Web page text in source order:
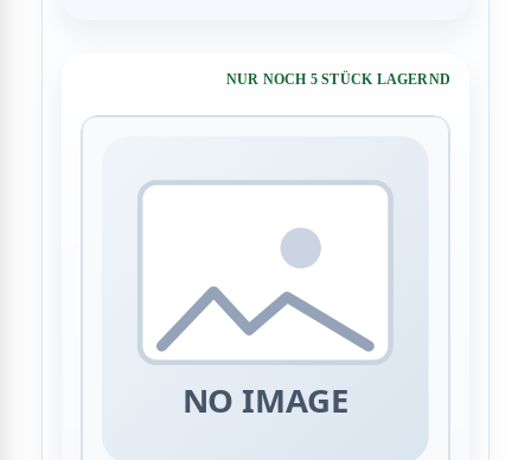
NUR NOCH 5 STÜCK LAGERND